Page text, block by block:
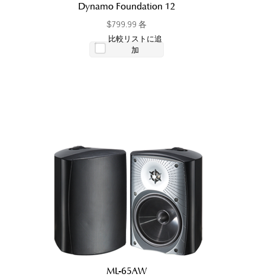
Dynamo Foundation 12
$799.99 各
比較リストに追
加
ML-65AW